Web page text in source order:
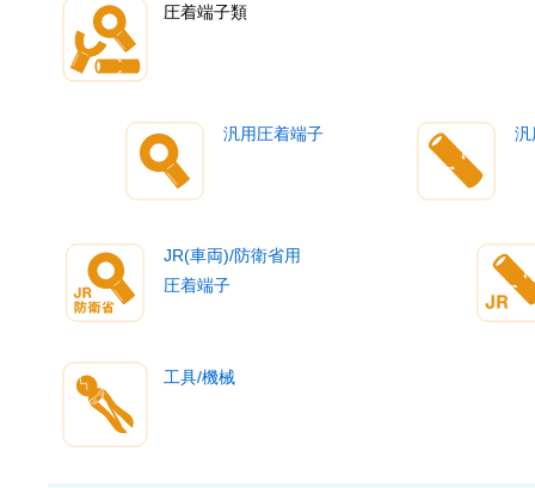
圧着端子類
汎用圧着端子 汎
JR(車両)/防衛省用
圧着端子
工具/機械